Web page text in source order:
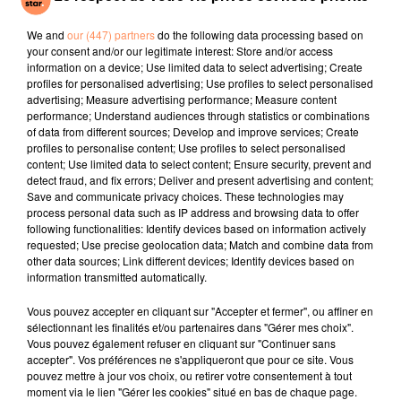
(au bras). Une deuxième, portant cette fois une
prothèse dorée, mais toujours à la jambe, rejoint la
collection. Tout comme une Barbie sans cheveux (qui
ne sortira qu’en septembre) et une autre atteinte de
vitiligo, cette dépigmentation de la peau qui s’affiche sr
les podiums grâce au mannequin Winnie Harlow.
Si un Ken affligé d’un ventre à bière (mais il affiche lui
aussi quatre morphologies possibles) ne semble pas
être au programme, un modèle à cheveux roux va
sortir ainsi que le premier garçon de la collection
portant des cheveux longs. Depuis 1961, date de la
naissance du beau gosse, faire valoir de Barbie, bien
des mâles ont arboré une tignasse surabondante. Il
eux aussi toutes leurs différences.
fil actus
We and our (447) partnersdo the following data processing based on
your consent and/or our legitimate interest: Store and/or access
information on a device; Use limited data to select advertising; Create
profiles for personalised advertising; Use profiles to select personalised
advertising; Measure advertising performance; Measure content
performance; Understand audiences through statistics or combinations
of data from different sources; Develop and improve services; Create
profiles to personalise content; Use profiles to select personalised
content; Use limited data to select content; Ensure security, prevent and
detect fraud, and fix errors; Deliver and present advertising and content;
Save and communicate privacy choices. These technologies may
process personal data such as IP address and browsing data to offer
following functionalities: Identify devices based on information actively
requested; Use precise geolocation data; Match and combine data from
other data sources; Link different devices; Identify devices based on
information transmitted automatically.
Vous pouvez accepter en cliquant sur "Accepter et fermer", ou affiner en
sélectionnant les finalités et/ou partenaires dans "Gérer mes choix".
Vous pouvez également refuser en cliquant sur "Continuer sans
accepter". Vos préférences ne s'appliqueront que pour ce site. Vous
pouvez mettre à jour vos choix, ou retirer votre consentement à tout
moment via le lien "Gérer les cookies" situé en bas de chaque page.